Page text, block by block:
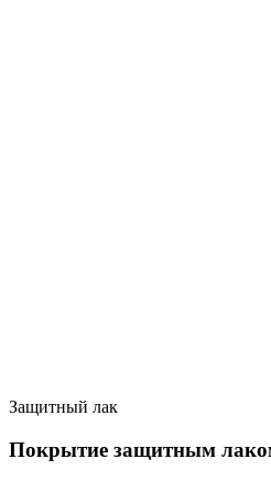
Защитный лак
Покрытие защитным